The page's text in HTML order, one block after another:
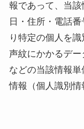
報であって、当該
日・住所・電話
り特定の個人を
声紋にかかるデ
などの当該情報
情報（個人識別情